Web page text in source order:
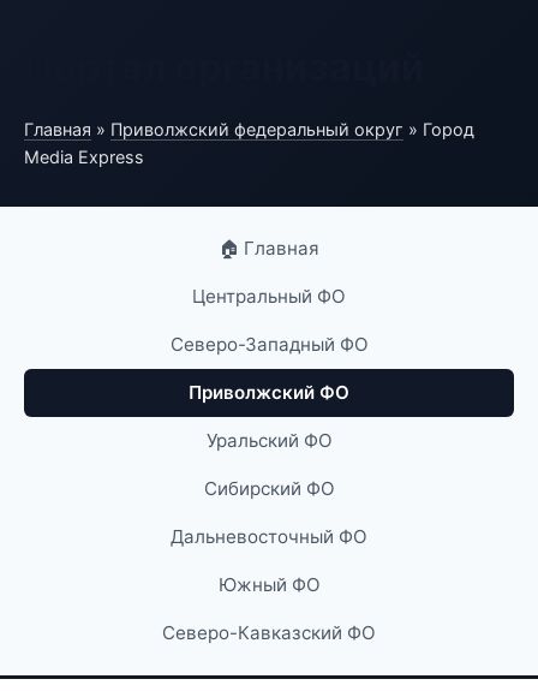
Главная » Приволжский федеральный округ » Город
Media Express
🏠 Главная
Центральный ФО
Северо-Западный ФО
Приволжский ФО
Уральский ФО
Сибирский ФО
Дальневосточный ФО
Южный ФО
Северо-Кавказский ФО